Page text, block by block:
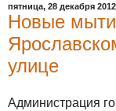
пятница, 28 декабря 2012
Новые
улице
Администрация